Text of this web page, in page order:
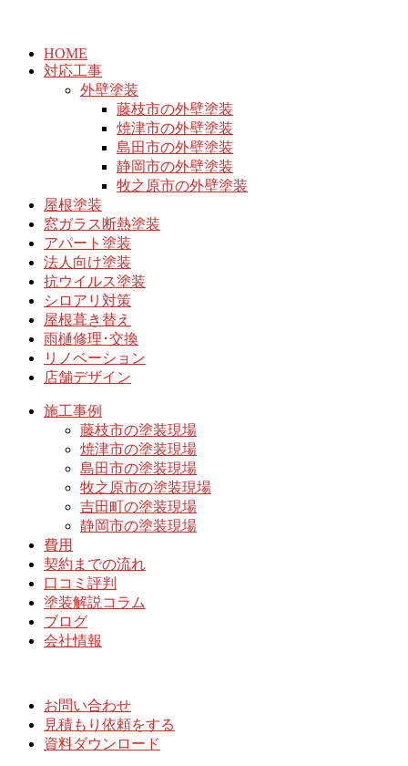
HOME
対応工事
外壁塗装
藤枝市の外壁塗装
焼津市の外壁塗装
島田市の外壁塗装
静岡市の外壁塗装
牧之原市の外壁塗装
屋根塗装
窓ガラス断熱塗装
アパート塗装
法人向け塗装
抗ウイルス塗装
シロアリ対策
屋根葺き替え
雨樋修理･交換
リノベーション
店舗デザイン
施工事例
藤枝市の塗装現場
焼津市の塗装現場
島田市の塗装現場
牧之原市の塗装現場
吉田町の塗装現場
静岡市の塗装現場
費用
契約までの流れ
口コミ評判
塗装解説コラム
ブログ
会社情報
お問い合わせ
見積もり依頼をする
資料ダウンロード